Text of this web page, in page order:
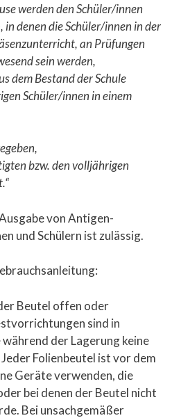
werden den Schüler/innen
denen die Schüler/innen in der
an Prüfungen
sein werden,
dem Bestand der Schule
Schüler/innen in einem
bzw. den volljährigen
von Antigen-
und Schülern ist zulässig.
Beutel offen oder
sind in
der Lagerung keine
Folienbeutel ist vor dem
Geräte verwenden, die
bei denen der Beutel nicht
Bei unsachgemäßer